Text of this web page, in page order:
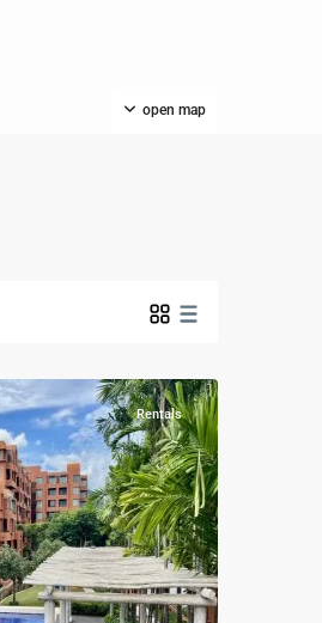
open map
Rentals